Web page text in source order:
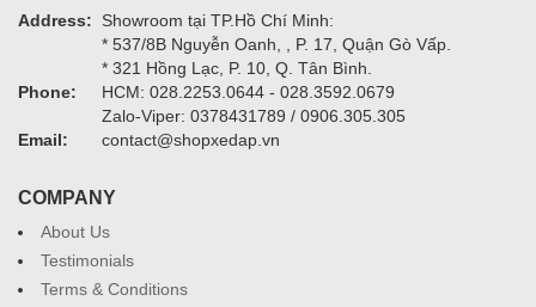
Address:
Showroom tại TP.Hồ Chí Minh:
* 537/8B Nguyễn Oanh, , P. 17, Quận Gò Vấp.
* 321 Hồng Lạc, P. 10, Q. Tân Bình.
Phone:
HCM: 028.2253.0644 - 028.3592.0679
Zalo-Viper: 0378431789 / 0906.305.305
Email:
contact@shopxedap.vn
COMPANY
About Us
Testimonials
Terms & Conditions